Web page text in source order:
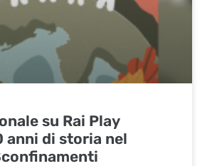
su Rai Play
anni di storia nel